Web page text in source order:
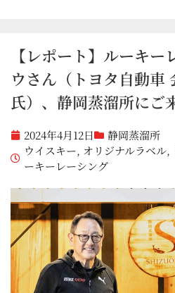
【レポート】ルーキ
ウさん（トヨタ自動車
氏）、静岡蒸溜所にご
2024年4月12日
静岡蒸溜所
ウイスキー, オリジナルラベル,
ーキーレーシング